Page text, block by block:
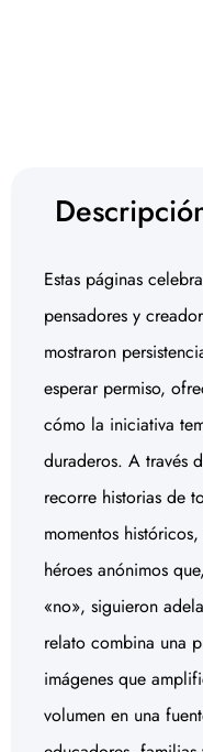
Estas páginas
pensadores y
mostraron
esperar permiso,
cómo la iniciativa
duraderos. A través
recorre historias de
momentos
héroes anónimos
«no», siguieron
relato combina una
imágenes que
volumen en una